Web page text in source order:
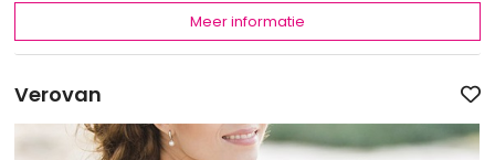
Meer informatie
Verovan